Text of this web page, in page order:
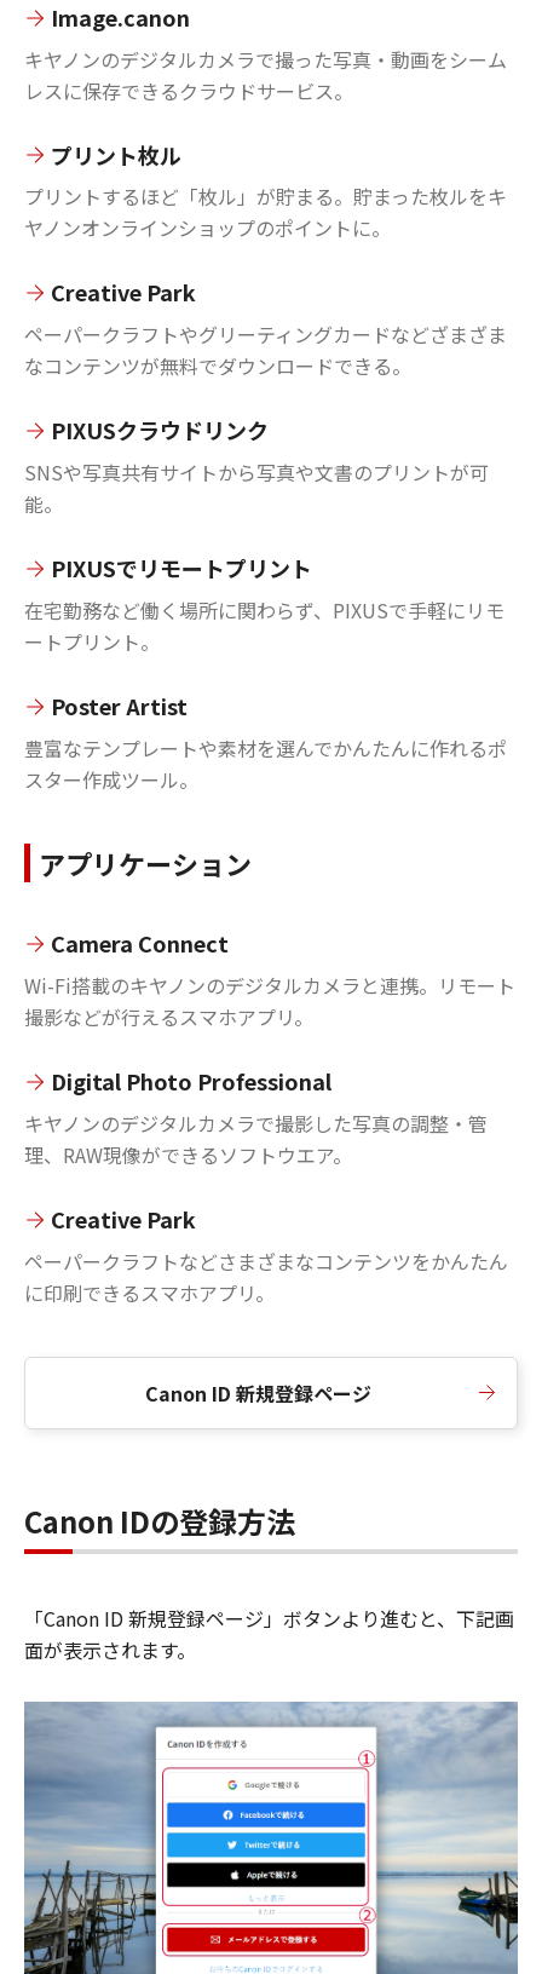
Image.canon
キヤノンのデジタルカメラで撮った写真・動画をシーム
レスに保存できるクラウドサービス。
プリント枚ル
プリントするほど「枚ル」が貯まる。貯まった枚ルをキ
ヤノンオンラインショップのポイントに。
Creative Park
ペーパークラフトやグリーティングカードなどざまざま
なコンテンツが無料でダウンロードできる。
PIXUSクラウドリンク
SNSや写真共有サイトから写真や文書のプリントが可
能。
PIXUSでリモートプリント
在宅勤務など働く場所に関わらず、PIXUSで手軽にリモ
ートプリント。
Poster Artist
豊富なテンプレートや素材を選んでかんたんに作れるポ
スター作成ツール。
アプリケーション
Camera Connect
Wi-Fi搭載のキヤノンのデジタルカメラと連携。リモート
撮影などが行えるスマホアプリ。
Digital Photo Professional
キヤノンのデジタルカメラで撮影した写真の調整・管
理、RAW現像ができるソフトウエア。
Creative Park
ペーパークラフトなどさまざまなコンテンツをかんたん
に印刷できるスマホアプリ。
Canon ID 新規登録ページ
Canon IDの登録方法
「Canon ID 新規登録ページ」ボタンより進むと、下記画
面が表示されます。